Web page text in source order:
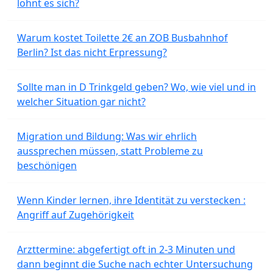
lohnt es sich?
Warum kostet Toilette 2€ an ZOB Busbahnhof
Berlin? Ist das nicht Erpressung?
Sollte man in D Trinkgeld geben? Wo, wie viel und in
welcher Situation gar nicht?
Migration und Bildung: Was wir ehrlich
aussprechen müssen, statt Probleme zu
beschönigen
Wenn Kinder lernen, ihre Identität zu verstecken :
Angriff auf Zugehörigkeit
Arzttermine: abgefertigt oft in 2-3 Minuten und
dann beginnt die Suche nach echter Untersuchung